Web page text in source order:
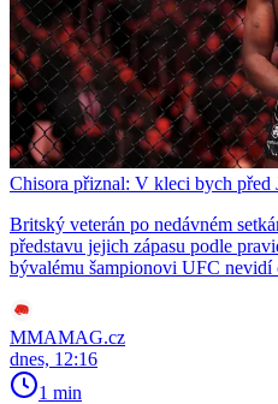
Chisora přiznal: V kleci bych před
Britský veterán po nedávném
představu jejich zápasu podle
bývalému šampionovi UFC nevidí
MMAMAG.cz
dnes, 12:16
1 min